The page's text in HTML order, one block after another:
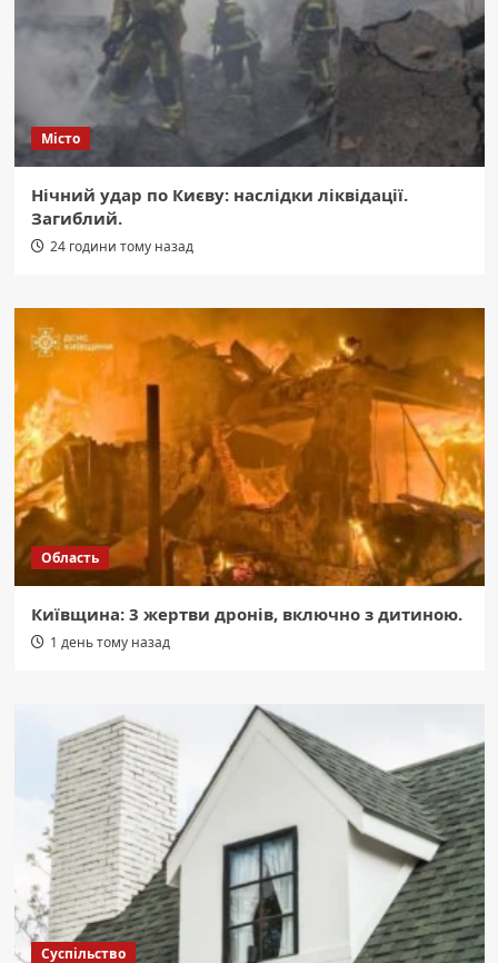
Місто
Нічний удар по Києву: наслідки ліквідації.
Загиблий.
24 години тому назад
Область
Київщина: 3 жертви дронів, включно з дитиною.
1 день тому назад
Суспільство